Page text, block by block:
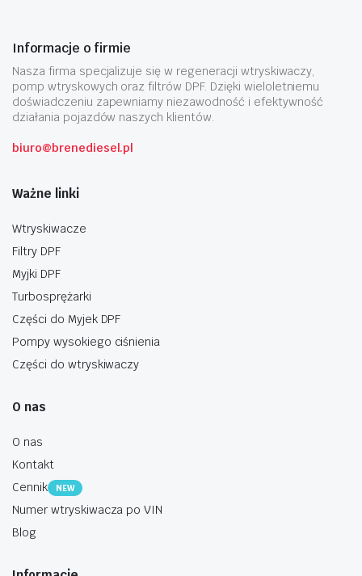
Informacje o firmie
Nasza firma specjalizuje się w regeneracji wtryskiwaczy,
pomp wtryskowych oraz filtrów DPF. Dzięki wieloletniemu
doświadczeniu zapewniamy niezawodność i efektywność
działania pojazdów naszych klientów.
biuro@brenediesel.pl
Ważne linki
Wtryskiwacze
Filtry DPF
Myjki DPF
Turbosprężarki
Części do Myjek DPF
Pompy wysokiego ciśnienia
Części do wtryskiwaczy
O nas
O nas
Kontakt
Cennik
NEW
Numer wtryskiwacza po VIN
Blog